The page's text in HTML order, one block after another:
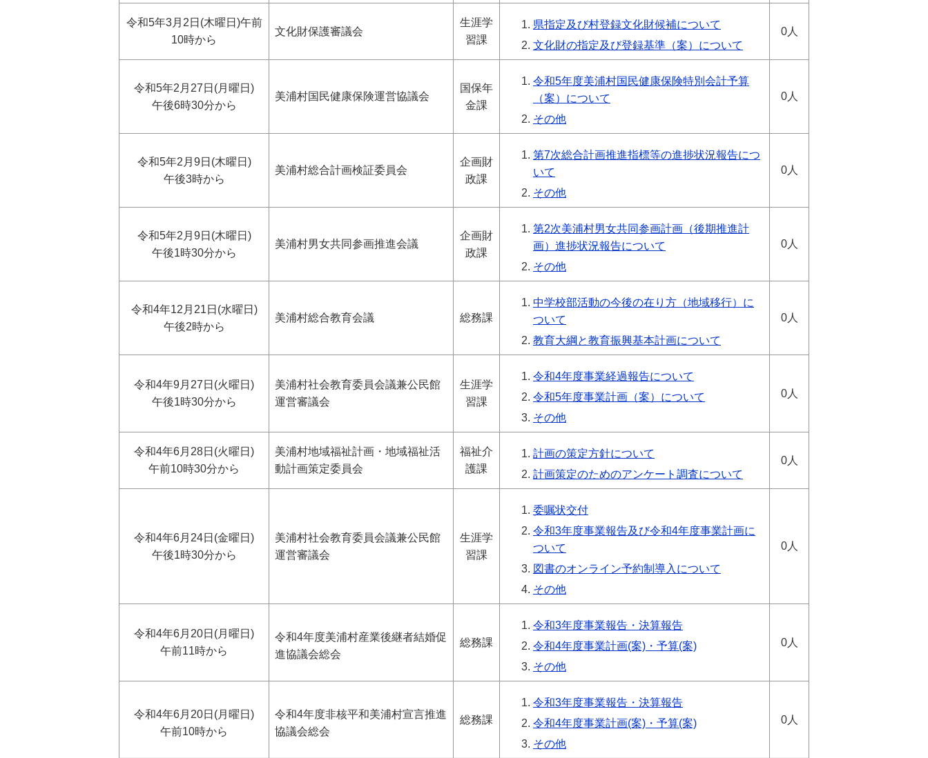
令和5年3月2日(木曜日)午前
10時から
文化財保護審議会
生涯学
習課
県指定及び村登録文化財候補について
文化財の指定及び登録基準（案）について
0人
令和5年2月27日(月曜日)
午後6時30分から
美浦村国民健康保険運営協議会
国保年
金課
令和5年度美浦村国民健康保険特別会計予算
（案）について
その他
0人
令和5年2月9日(木曜日)
午後3時から
美浦村総合計画検証委員会
企画財
政課
第7次総合計画推進指標等の進捗状況報告につ
いて
その他
0人
令和5年2月9日(木曜日)
午後1時30分から
美浦村男女共同参画推進会議
企画財
政課
第2次美浦村男女共同参画計画（後期推進計
画）進捗状況報告について
その他
0人
令和4年12月21日(水曜日)
午後2時から
美浦村総合教育会議 総務課
中学校部活動の今後の在り方（地域移行）に
ついて
教育大綱と教育振興基本計画について
0人
令和4年9月27日(火曜日)
午後1時30分から
美浦村社会教育委員会議兼公民館
運営審議会
生涯学
習課
令和4年度事業経過報告について
令和5年度事業計画（案）について
その他
0人
令和4年6月28日(火曜日)
午前10時30分から
美浦村地域福祉計画・地域福祉活
動計画策定委員会
福祉介
護課
計画の策定方針について
計画策定のためのアンケート調査について
0人
令和4年6月24日(金曜日)
午後1時30分から
美浦村社会教育委員会議兼公民館
運営審議会
生涯学
習課
委嘱状交付
令和3年度事業報告及び令和4年度事業計画に
ついて
図書のオンライン予約制導入について
その他
0人
令和4年6月20日(月曜日)
午前11時から
令和4年度美浦村産業後継者結婚促
進協議会総会
総務課
令和3年度事業報告・決算報告
令和4年度事業計画(案)・予算(案)
その他
0人
令和4年6月20日(月曜日)
午前10時から
令和4年度非核平和美浦村宣言推進
協議会総会
総務課
令和3年度事業報告・決算報告
令和4年度事業計画(案)・予算(案)
その他
0人